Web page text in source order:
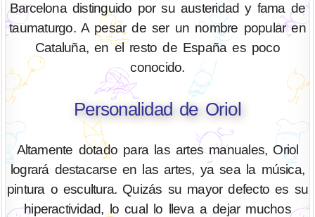
Barcelona distinguido por su austeridad y fama de
taumaturgo. A pesar de ser un nombre popular en
Cataluña, en el resto de España es poco
conocido.
Personalidad de Oriol
Altamente dotado para las artes manuales, Oriol
logrará destacarse en las artes, ya sea la música,
pintura o escultura. Quizás su mayor defecto es su
hiperactividad, lo cual lo lleva a dejar muchos